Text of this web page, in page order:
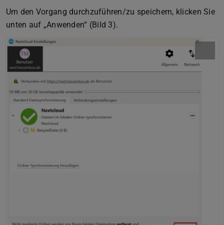
Um den Vorgang durchzuführen/zu speichern, klicken Sie
unten auf „Anwenden“ (Bild 3).